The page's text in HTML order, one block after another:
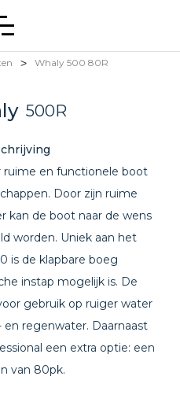
> Whaly 500 80R
500R
ruime en functionele boot
Door zijn ruime
kan de boot naar de wens
worden. Uniek aan het
is de klapbare boeg
instap mogelijk is. De
gebruik op ruiger water
en regenwater. Daarnaast
een extra optie: een
van 80pk.